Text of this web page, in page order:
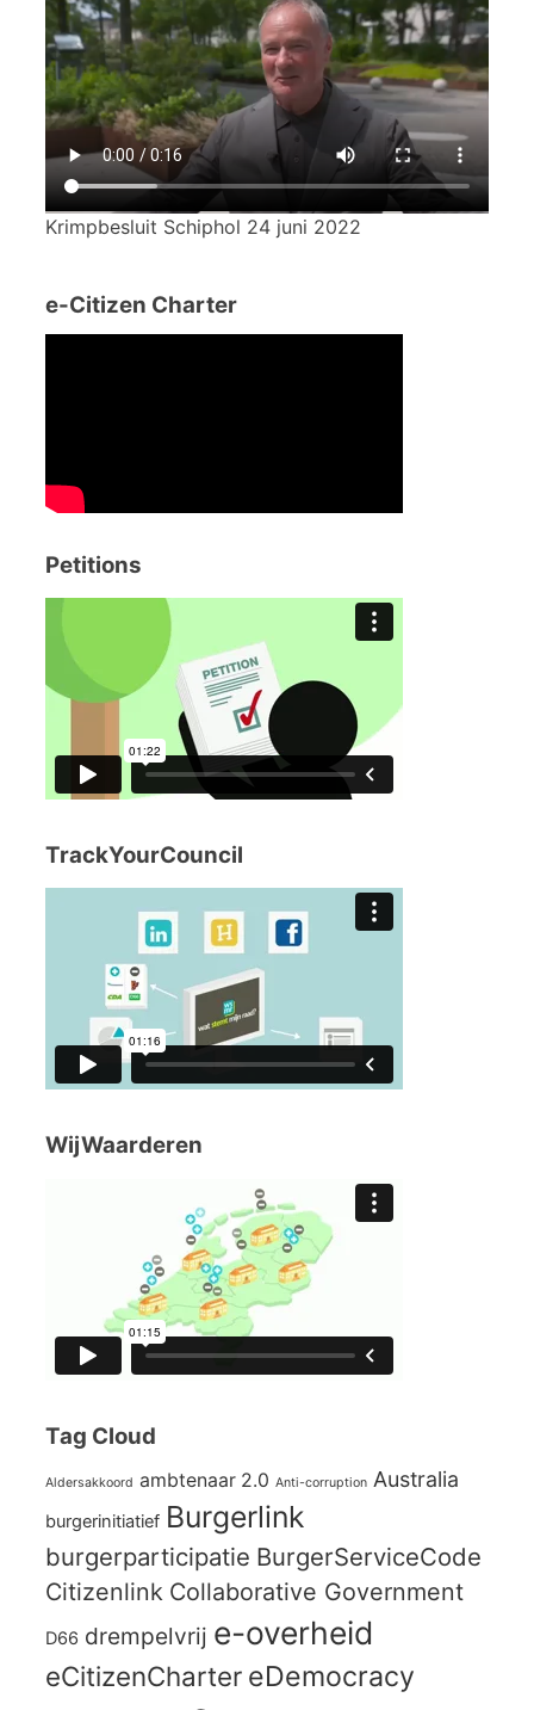
Krimpbesluit Schiphol 24 juni 2022
e-Citizen Charter
Petitions
TrackYourCouncil
WijWaarderen
Tag Cloud
Aldersakkoord ambtenaar 2.0 Anti-corruption Australia
burgerinitiatief Burgerlink
burgerparticipatie BurgerServiceCode
Citizenlink Collaborative Government
D66 drempelvrij e-overheid
eCitizenCharter eDemocracy